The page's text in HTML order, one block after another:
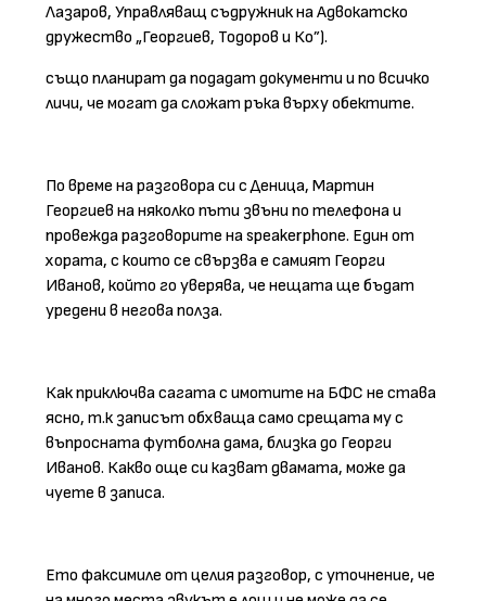
Лазаров, Управляващ съдружник на Адвокатско
дружество „Георгиев, Тодоров и Ко”).
също планират да подадат документи и по всичко
личи, че могат да сложат ръка върху обектите.
По време на разговора си с Деница, Мартин
Георгиев на няколко пъти звъни по телефона и
провежда разговорите на speakerphone. Един от
хората, с които се свързва е самият Георги
Иванов, който го уверява, че нещата ще бъдат
уредени в негова полза.
Как приключва сагата с имотите на БФС не става
ясно, т.к записът обхваща само срещата му с
въпросната футболна дама, близка до Георги
Иванов. Какво още си казват двамата, може да
чуете в записа.
Ето факсимиле от целия разговор, с уточнение, че